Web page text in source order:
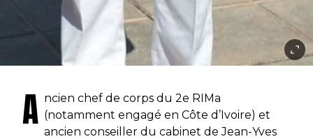
A ncien chef de corps du 2e RIMa
(notamment engagé en Côte d’Ivoire) et
ancien conseiller du cabinet de Jean-Yves